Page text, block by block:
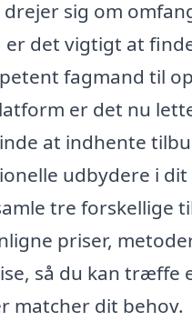
drejer sig om
er det vigtigt at
fagmand til
er det nu
at indhente
udbydere i
tre forskellige
priser,
så du kan træffe
matcher dit behov.